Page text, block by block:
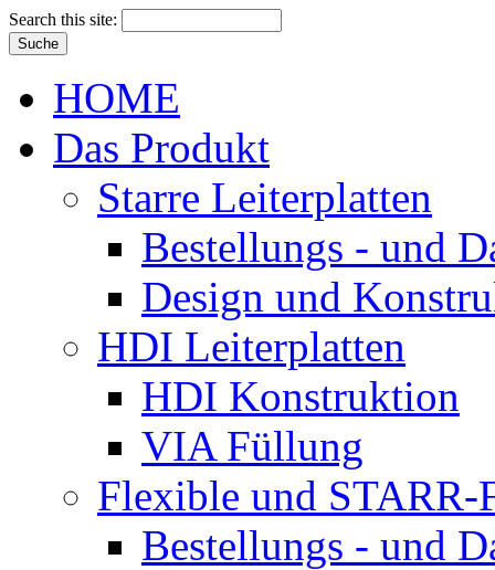
Search this site:
HOME
Das Produkt
Starre Leiterplatten
Bestellungs - und
Design und
HDI Leiterplatten
HDI Konstruktion
VIA Füllung
Flexible und
Bestellungs - und